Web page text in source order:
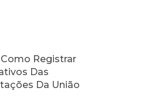
Registrar
Das
Da União